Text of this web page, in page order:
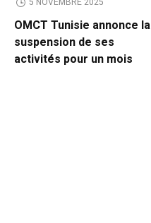
OMCT Tunisie annonce la
suspension de ses
activités pour un mois